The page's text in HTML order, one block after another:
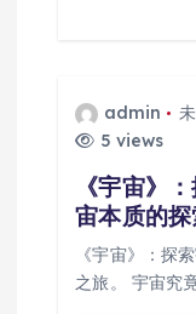
admin
5 views
《宇宙》
宙本质的探
《宇宙》：探
之旅。 宇宙究